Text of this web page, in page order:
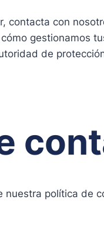
contacta con
gestionamos
de
nuestra política de